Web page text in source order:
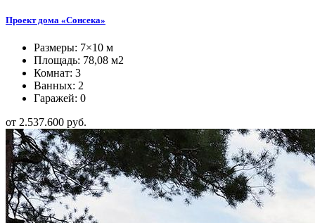
Проект дома «Сонсека»
Размеры: 7×10 м
Площадь: 78,08 м2
Комнат: 3
Ванных: 2
Гаражей: 0
от 2.537.600 руб.